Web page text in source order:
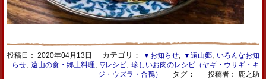
投稿日： 2020年04月13日 カテゴリ： ▼お知らせ, ▼遠山郷,
いろんなお知
らせ, 遠山の食・郷土料理 ▽レシピ, 珍しいお肉のレシピ（ヤギ・ウサギ・キ
ジ・ウズラ・合鴨）
タグ： 投稿者： 鹿之助